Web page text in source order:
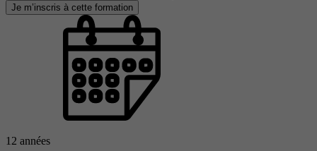
Je m’inscris à cette formation
12 années